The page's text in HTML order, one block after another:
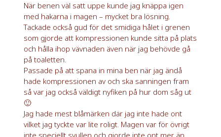
När benen väl satt uppe kunde jag knäppa igen
med hakarna i magen – mycket bra lösning.
Tackade också gud för det smidiga hålet i grenen
som gjorde att kompressionen kunde sitta på plats
och hålla ihop vävnaden även när jag behövde gå
på toaletten.
Passade på att spana in mina ben när jag ändå
hade kompressionen av och ska sanningen fram
så var jag också väldigt nyfiken på hur dom såg ut
🙂
Jag hade mest blåmärken där jag inte hade ont
vilket jag tyckte var lite roligt. Magen var för övrigt